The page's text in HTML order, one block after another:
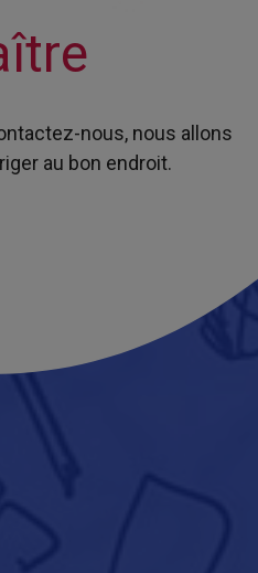
nous, nous allons
au bon endroit.